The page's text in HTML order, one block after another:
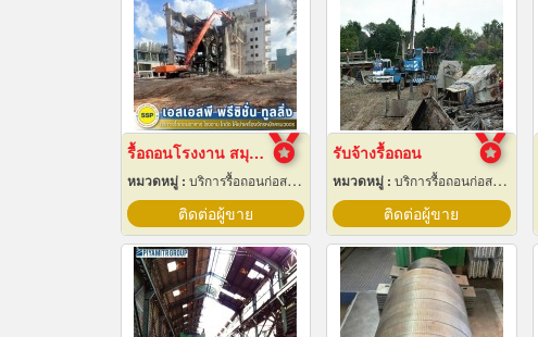
รื้อถอนโรงงาน สมุทรปราการ
หมวดหมู่ : บริการรื้อถอนก่อสร้าง
ติดต่อผู้ขาย
รับจ้างรื้อถอน
หมวดหมู่ : บริการรื้อถอนก่อสร้าง
ติดต่อผู้ขาย